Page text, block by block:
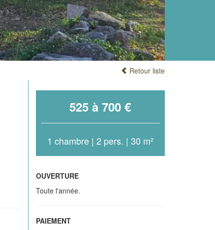
Retour liste
525 à 700 €
1 chambre | 2 pers. | 30 m²
OUVERTURE
Toute l'année.
PAIEMENT